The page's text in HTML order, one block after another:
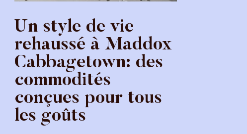
Un style de vie
rehaussé à Maddox
Cabbagetown: des
commodités
conçues pour tous
les goûts